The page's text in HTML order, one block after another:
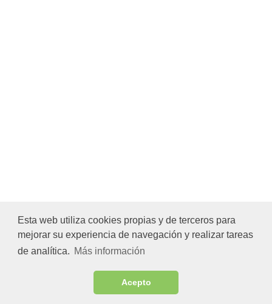
Esta web utiliza cookies propias y de terceros para
mejorar su experiencia de navegación y realizar tareas
de analítica. Más información